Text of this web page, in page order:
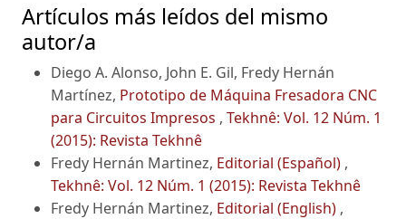
Artículos más leídos del mismo
autor/a
Diego A. Alonso, John E. Gil, Fredy Hernán
Martínez, Prototipo de Máquina Fresadora CNC
para Circuitos Impresos , Tekhnê: Vol. 12 Núm. 1
(2015): Revista Tekhnê
Fredy Hernán Martinez, Editorial (Español) ,
Tekhnê: Vol. 12 Núm. 1 (2015): Revista Tekhnê
Fredy Hernán Martinez, Editorial (English) ,